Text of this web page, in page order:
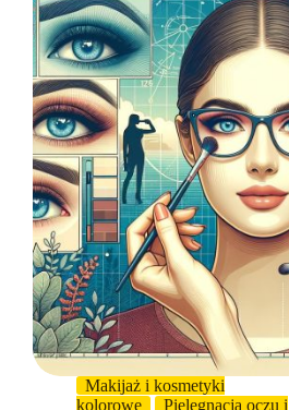
Makijaż i kosmetyki
kolorowe
Pielęgnacja oczu i